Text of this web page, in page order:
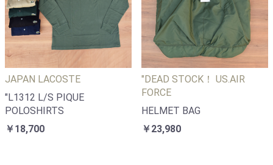
JAPAN LACOSTE
"L1312 L/S PIQUE
POLOSHIRTS
￥18,700
"DEAD STOCK！ US.AIR
FORCE
HELMET BAG
￥23,980